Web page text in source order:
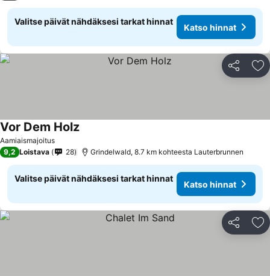
Valitse päivät nähdäksesi tarkat hinnat
Katso hinnat
Jaa
Aamiaismajoitus
Vor Dem Holz
9,2 Loistava 28 Grindelwald, 8.7 km kohteesta Lauterbrunnen
Valitse päivät nähdäksesi tarkat hinnat
Katso hinnat
Jaa